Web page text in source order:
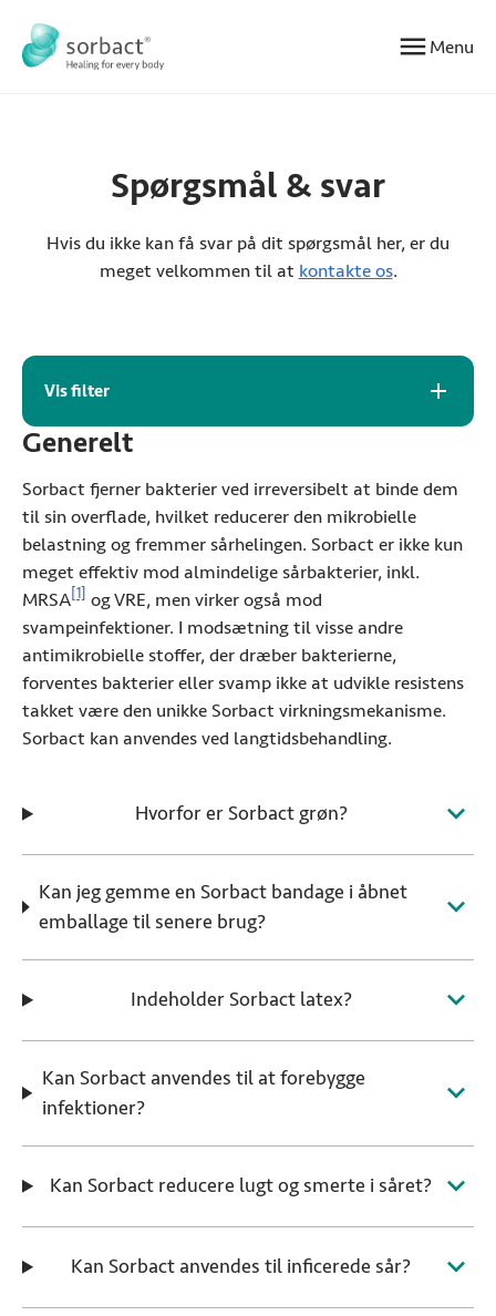
Menu
Spørgsmål & svar
Hvis du ikke kan få svar på dit spørgsmål her, er du
meget velkommen til at kontakte os.
Arkiv for ofte stillede spørgsmål
Vis filter
Generelt
Sorbact fjerner bakterier ved irreversibelt at binde dem
til sin overflade, hvilket reducerer den mikrobielle
belastning og fremmer sårhelingen. Sorbact er ikke kun
meget effektiv mod almindelige sårbakterier, inkl.
MRSA [1]
Se referenceoplysninger
og VRE, men virker også mod
svampeinfektioner. I modsætning til visse andre
antimikrobielle stoffer, der dræber bakterierne,
forventes bakterier eller svamp ikke at udvikle resistens
takket være den unikke Sorbact virkningsmekanisme.
Sorbact kan anvendes ved langtidsbehandling.
Hvorfor er Sorbact grøn?
Kan jeg gemme en Sorbact bandage i åbnet
emballage til senere brug?
Indeholder Sorbact latex?
Kan Sorbact anvendes til at forebygge
infektioner?
Kan Sorbact reducere lugt og smerte i såret?
Kan Sorbact anvendes til inficerede sår?